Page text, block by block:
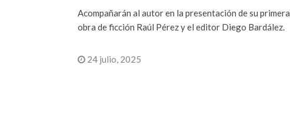
Acompañarán al autor en la presentación de su primera
obra de ficción Raúl Pérez y el editor Diego Bardález.
24 julio, 2025